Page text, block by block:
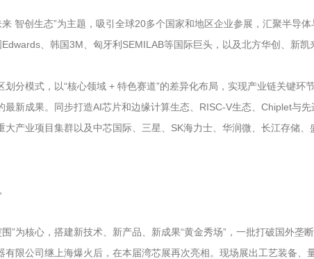
智创生态”为主题，吸引全球20多个国家和地区企业参展，汇聚半
、韩国3M、匈牙利SEMILAB等国际巨头，以及北方华创、新
划分模式，以“核心领域 + 特色赛道”的差异化布局，实现产业链关键
最新成果。同步打造AI芯片和边缘计算生态、RISC-V生态、Chiplet与
大产业项目集群以及中芯国际、三星、SK海力士、华润微、长江存储
”为核心，搭建新技术、新产品、新成果“黄金秀场”，一批打破国外垄
有限公司继上海爆火后，在本届湾芯展再次亮相。现场展出工艺装备